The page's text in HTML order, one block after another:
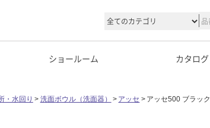
ショールーム カタログ
・水回り 洗面ボウル（洗面器） アッセ アッセ500 ブラック